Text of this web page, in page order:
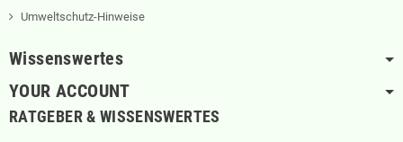
Umweltschutz-Hinweise
Wissenswertes
YOUR ACCOUNT
RATGEBER & WISSENSWERTES